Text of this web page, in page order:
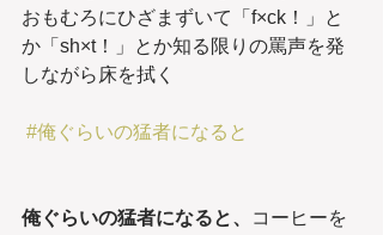
おもむろにひざまずいて「f×ck！」と
か「sh×t！」とか知る限りの罵声を発
しながら床を拭く
#俺ぐらいの猛者になると
俺ぐらいの猛者になると、
コーヒーを